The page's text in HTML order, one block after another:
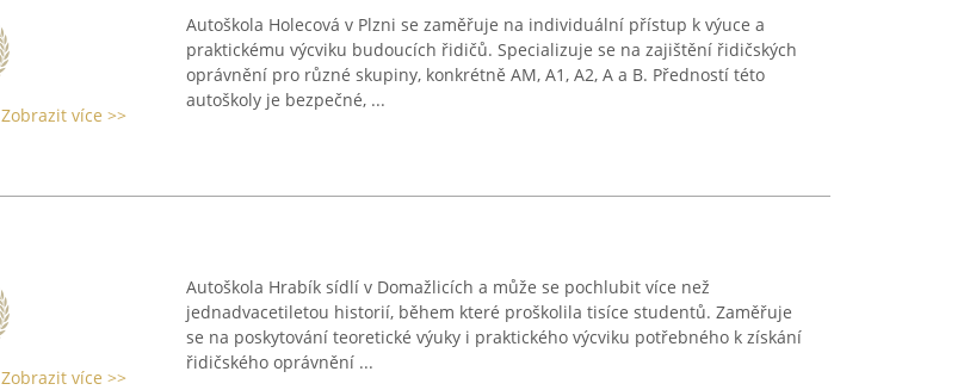
Zobrazit více >>
Autoškola Holecová v Plzni se zaměřuje na individuální přístup k výuce a
praktickému výcviku budoucích řidičů. Specializuje se na zajištění řidičských
oprávnění pro různé skupiny, konkrétně AM, A1, A2, A a B. Předností této
autoškoly je bezpečné, ...
Zobrazit více >>
Autoškola Hrabík sídlí v Domažlicích a může se pochlubit více než
jednadvacetiletou historií, během které proškolila tisíce studentů. Zaměřuje
se na poskytování teoretické výuky i praktického výcviku potřebného k získání
řidičského oprávnění ...